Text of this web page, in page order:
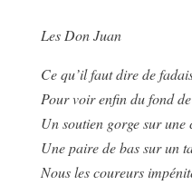
Les Don Juan
Ce qu’il faut dire de
Pour voir enfin du fond
Un soutien gorge sur une
Une paire de bas sur un
Nous les coureurs